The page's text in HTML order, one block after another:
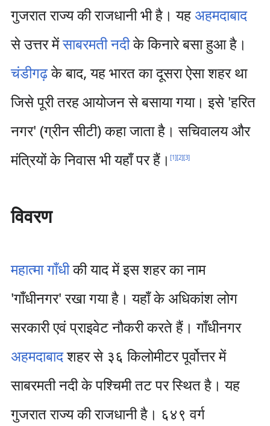
गुजरात राज्य की राजधानी भी है। यहअहमदाबाद
से उत्तर मेंसाबरमती नदीके किनारे बसा हुआ है।
चंडीगढ़के बाद, यह भारत का दूसरा ऐसा शहर था
जिसे पूरी तरह आयोजन से बसाया गया। इसे 'हरित
नगर' (ग्रीन सीटी) कहा जाता है। सचिवालय और
मंत्रियों के निवास भी यहाँ पर हैं। [1][2][3]
विवरण
महात्मा गाँधीकी याद में इस शहर का नाम
'गाँधीनगर' रखा गया है। यहाँ के अधिकांश लोग
सरकारी एवं प्राइवेट नौकरी करते हैं। गाँधीनगर
अहमदाबादशहर से ३६ किलोमीटर पूर्वोत्तर में
साबरमती नदी के पश्चिमी तट पर स्थित है। यह
गुजरात राज्य की राजधानी है। ६४९ वर्ग